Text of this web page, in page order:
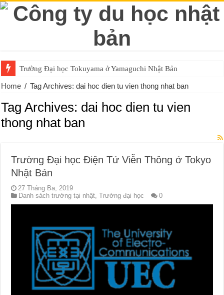
Trường Đại học Tokuyama ở Yamaguchi Nhật Bản
Home / Tag Archives: dai hoc dien tu vien thong nhat ban
Tag Archives: dai hoc dien tu vien
thong nhat ban
Trường Đại học Điện Tử Viễn Thông ở Tokyo
Nhật Bản
27 Tháng Ba, 2019
Danh sách trường tại nhật,Trường đại học 0